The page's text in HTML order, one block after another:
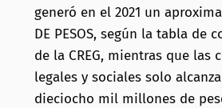
generó en el 2021 un
DE PESOS, según la tabla de
de la CREG, mientras que las
legales y sociales solo
dieciocho mil millones de